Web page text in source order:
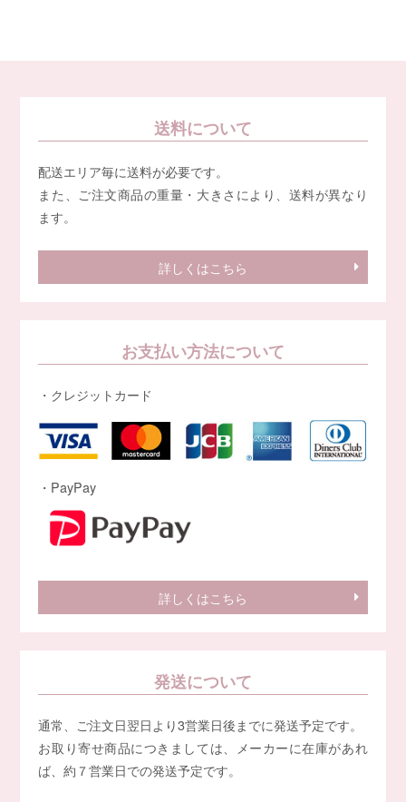
送料について
配送エリア毎に送料が必要です。
また、ご注文商品の重量・大きさにより、送料が異なり
ます。
詳しくはこちら
お支払い方法について
・クレジットカード
・PayPay
詳しくはこちら
発送について
通常、ご注文日翌日より3営業日後までに発送予定です。
お取り寄せ商品につきましては、メーカーに在庫があれ
ば、約７営業日での発送予定です。